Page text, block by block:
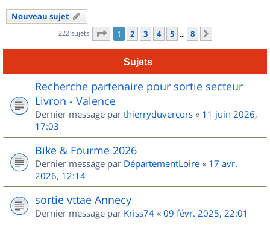
Nouveau sujet
222 sujets Page 1sur
1 2 3 4 5 … 8
Sujets
Recherche partenaire pour sortie secteur
Livron - Valence
Dernier message par thierryduvercors « 11 juin 2026,
17:03
Bike & Fourme 2026
Dernier message par DépartementLoire « 17 avr.
2026, 12:14
sortie vttae Annecy
Dernier message par Kriss74 « 09 févr. 2025, 22:01